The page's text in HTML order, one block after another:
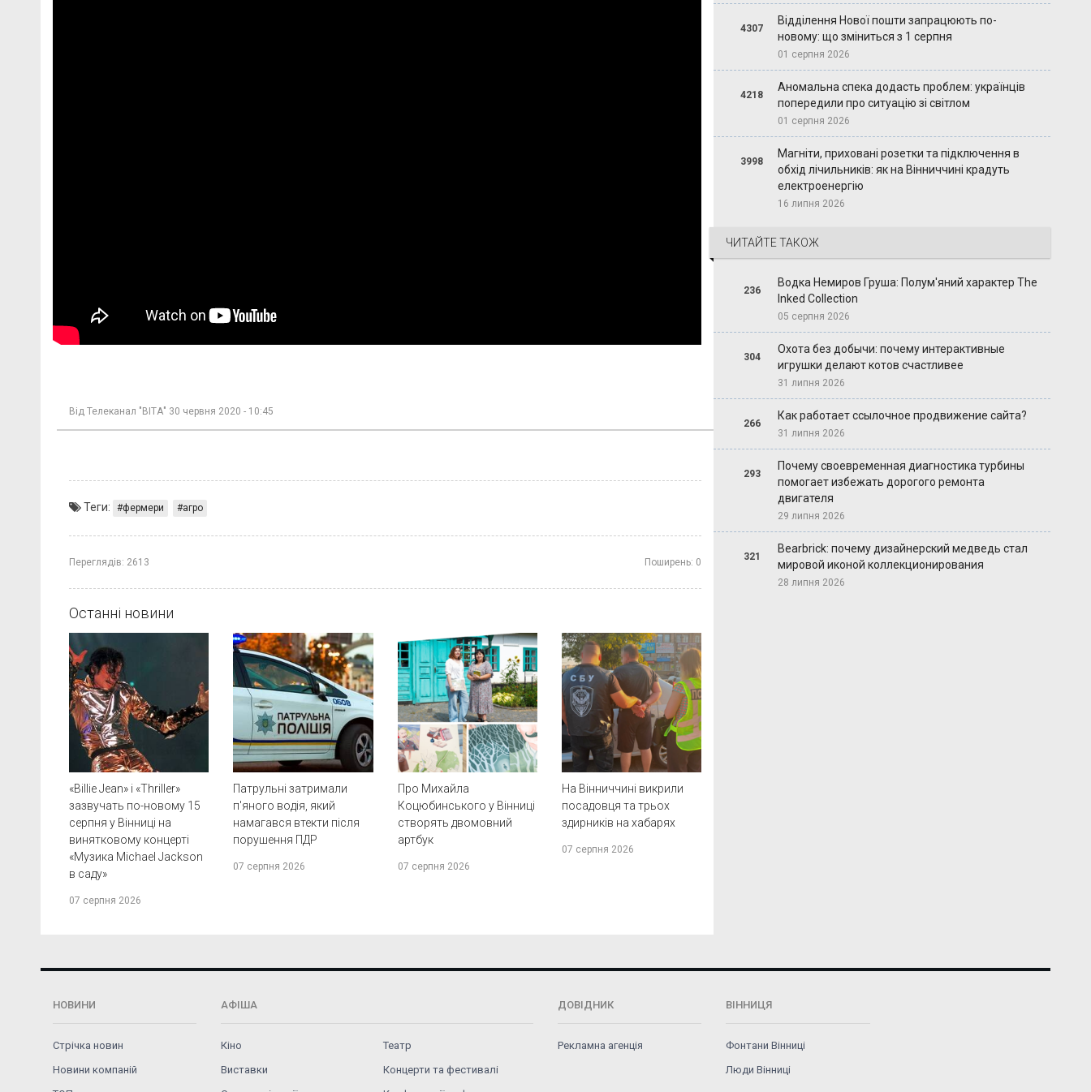
Від Телеканал "ВІТА" 30 червня 2020 - 10:45
Теги: фермери агро
Переглядів: 2613 Поширень: 0
Останні новини
«Billie Jean» і «Thriller»
зазвучать по-новому 15
серпня у Вінниці на
винятковому концерті
«Музика Michael Jackson
в саду»
07 серпня 2026
Патрульні затримали
п'яного водія, який
намагався втекти після
порушення ПДР
07 серпня 2026
Про Михайла
Коцюбинського у Вінниці
створять двомовний
артбук
07 серпня 2026
На Вінниччині викрили
посадовця та трьох
здирників на хабарях
07 серпня 2026
4307
Відділення Нової пошти запрацюють по-
новому: що зміниться з 1 серпня
01 серпня 2026
4218
Аномальна спека додасть проблем: українців
попередили про ситуацію зі світлом
01 серпня 2026
3998
Магніти, приховані розетки та підключення в
обхід лічильників: як на Вінниччині крадуть
електроенергію
16 липня 2026
ЧИТАЙТЕ ТАКОЖ
236
Водка Немиров Груша: Полум'яний характер The
Inked Collection
05 серпня 2026
304
Охота без добычи: почему интерактивные
игрушки делают котов счастливее
31 липня 2026
266
Как работает ссылочное продвижение сайта?
31 липня 2026
293
Почему своевременная диагностика турбины
помогает избежать дорогого ремонта
двигателя
29 липня 2026
321
Bearbrick: почему дизайнерский медведь стал
мировой иконой коллекционирования
28 липня 2026
НОВИНИ
Стрічка новин
Новини компаній
АФІША
Кіно
Театр
Виставки
Концерти та фестивалі
ДОВІДНИК
Рекламна агенція
ВІННИЦЯ
Фонтани Вінниці
Люди Вінниці